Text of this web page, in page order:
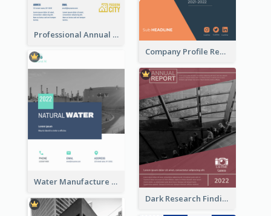
Professional Annual Report Reports
Company Profile Reports
Water Manufacture Annual Reports
Dark Research Findings Annual Report